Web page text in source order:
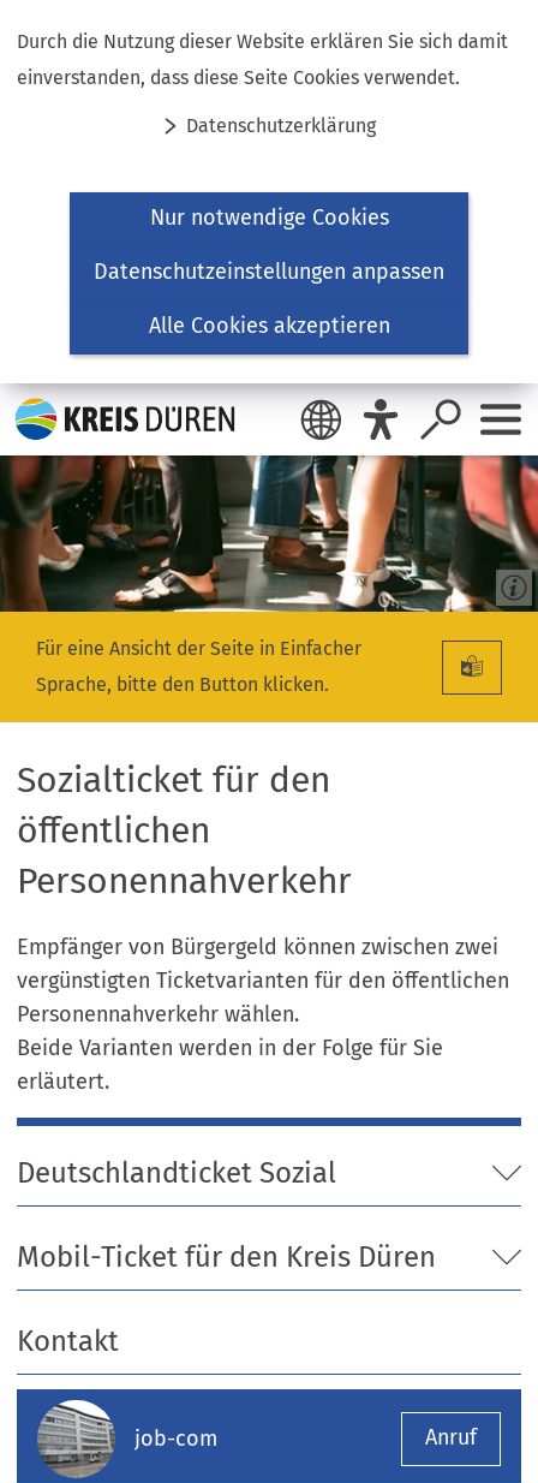
Durch die Nutzung dieser Website erklären Sie sich damit
einverstanden, dass diese Seite Cookies verwendet.
Datenschutzerklärung
Nur notwendige Cookies
Datenschutzeinstellungen anpassen
Alle Cookies akzeptieren
Inhalt anspringen
Für eine Ansicht der Seite in Einfacher
Sprache, bitte den Button klicken.
Sozialticket für den
öffentlichen
Personennahverkehr
Empfänger von Bürgergeld können zwischen zwei
vergünstigten Ticketvarianten für den öffentlichen
Personennahverkehr wählen.
Beide Varianten werden in der Folge für Sie
erläutert.
Deutschlandticket Sozial
Mobil-Ticket für den Kreis Düren
Kontakt
job-com Anruf